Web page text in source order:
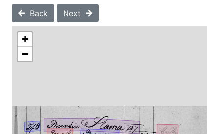
Back Next
+
−